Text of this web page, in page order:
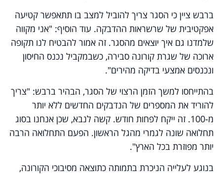
ברבש ציין כי הסגר צריך להוביל למצב בו תתאפשר קטיעה
אפקטיבית של שרשראות ההדבקה. עוד הוסיף: "אני מקווה
שלמדנו גם איך יוצאים מהסגר. זה אמור להבטיח לנו תקופה
ארוכה של שגרת קורונה סבירה, כשבמקביל נכנס החיסון
ונכנסים אמצעי בדיקה מהירים".
בהתייחסו למשך הזמן הרצוי של הסגר, הבהיר ברבש: "צריך
להוריד את המספרים של הנדבקים החדשים ללא יותר
מ-100. זה ייקח לפחות חודש. קשה לנבא, שכן אנחנו בסוג
תחלואה שונה לגמרי מהגל הראשון. הפעם התחלואה הרבה
יותר מפוזרת בכל הארץ".
בנוגע לעלייה הניכרת בתמותה כתוצאה מסיבוכי הקורונה,